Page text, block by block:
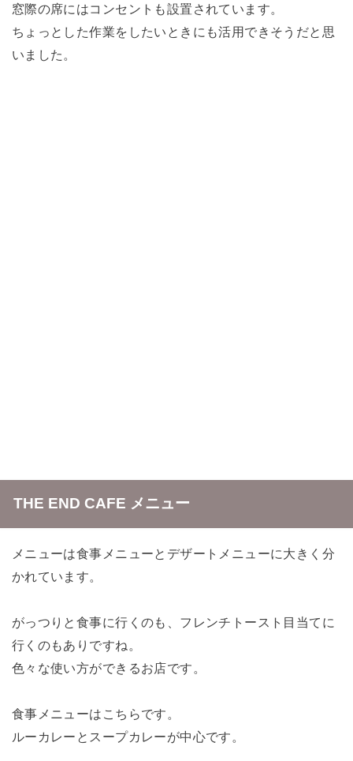
窓際の席にはコンセントも設置されています。
ちょっとした作業をしたいときにも活用できそうだと思
いました。
THE END CAFE メニュー
メニューは食事メニューとデザートメニューに大きく分
かれています。
がっつりと食事に行くのも、フレンチトースト目当てに
行くのもありですね。
色々な使い方ができるお店です。
食事メニューはこちらです。
ルーカレーとスープカレーが中心です。